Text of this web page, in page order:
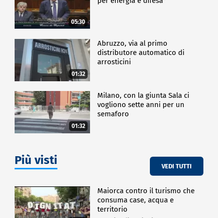
motori termici, mentre il Ceo della rivale
Lamborghini, Stephan Winkelmann, ha detto di non
godere delle difficoltà altrui, ma di essere felice se
Per Vigna, comunque la strada è tracciata: Ferrari va
avanti con Luce e, come spesso accade a Maranello,
farà parlare il prodotto.
ECONOMIA
05:30
01:32
Abruzzo, via al primo
distributore automatico di
arrosticini
01:32
Milano, con la giunta Sala ci
vogliono sette anni per un
semaforo
Più visti VEDI TUTTI
Maiorca contro il turismo che
consuma case, acqua e
territorio